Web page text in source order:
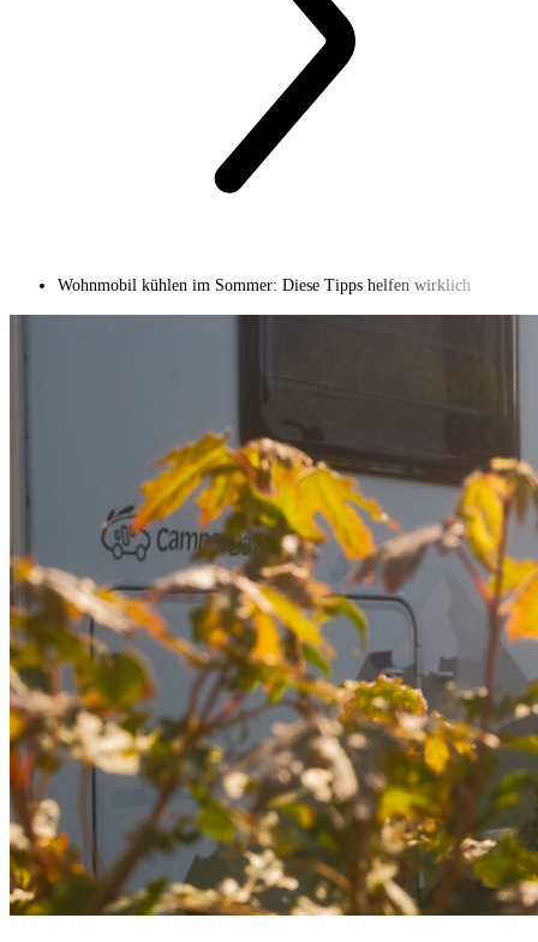
Wohnmobil kühlen im Sommer: Diese Tipps helfen wirklich